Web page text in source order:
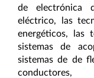
de electrónica
eléctrico, las
energéticos, las
sistemas de
sistemas de de